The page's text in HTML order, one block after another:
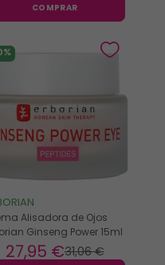
COMPRAR
Alisadora de Ojos
Ginseng Power 15ml
31,06 €
27,95 €